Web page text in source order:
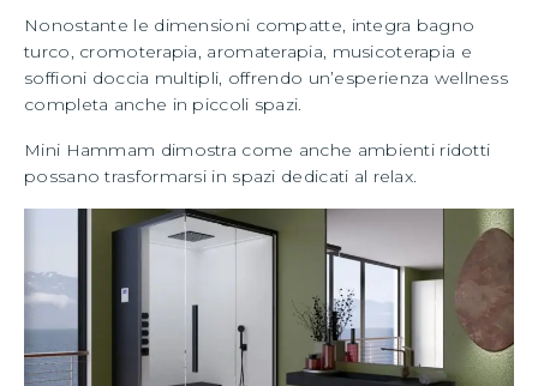
Nonostante le dimensioni compatte, integra bagno
turco, cromoterapia, aromaterapia, musicoterapia e
soffioni doccia multipli, offrendo un’esperienza wellness
completa anche in piccoli spazi.
Mini Hammam dimostra come anche ambienti ridotti
possano trasformarsi in spazi dedicati al relax.